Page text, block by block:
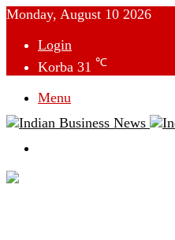
Monday, August 10 2026
Login
Korba 31 ℃
Menu